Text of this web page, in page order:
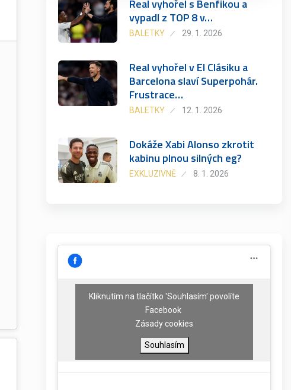
Real vyhořel s Benfikou a
vypadl z TOP 8 v…
BALETKY 29. 1. 2026
Real vyhořel v El Clásiku a
Barcelona slaví Superpohár.
Frustrace…
BALETKY 12. 1. 2026
Dokáže Xabi Alonso zkrotit
kabinu plnou silných eg?
EXKLUZIVNĚ 8. 1. 2026
Kliknutím na tlačítko 'Souhlasím' povolíte
Facebook
Zásady cookies
Souhlasím